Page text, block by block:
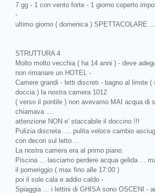
7 gg - 1 con vento forte - 1 giorno coperto
-
ultimo giorno ( domenica ) SPETTACOLARE
STRUTTURA 4
Molto molto vecchia ( ha 14 anni ) - deve
non rimanare un HOTEL -
Camere grandi - letti discreti - bagno al limite (
doccia ) la nostra camera 1012
( verso il pontile ) non avevamo MAI acqua di
chiamava ....
attenzione NON e' staccabile il doccino !!!
Pulizia discreta .... pulita veloce cambio
con decori sul letto ...
La nostra camera era al primo piano.
Piscina ... lasciamo perdere acqua gelida ...
il pomeriggio ( max fino alle 17:00 )
poi il sole cala e addio caldo -
Spiaggia ... i lettini di GHISA sono OSCENI -